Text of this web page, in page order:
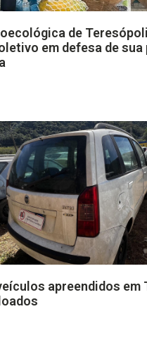
de
em defesa de sua
apreendidos em